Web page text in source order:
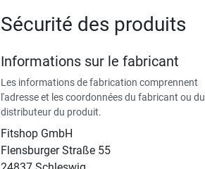
Sécurité des produits
Informations sur le fabricant
Les informations de fabrication comprennent
l'adresse et les coordonnées du fabricant ou du
distributeur du produit.
Fitshop GmbH
Flensburger Straße 55